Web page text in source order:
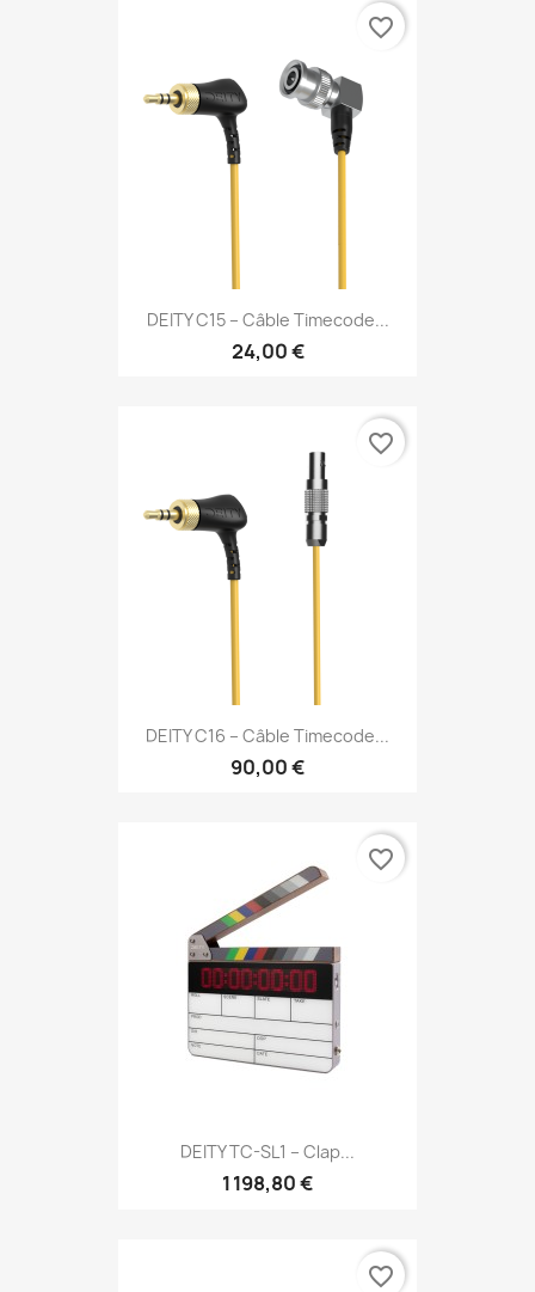
DEITY C15 – Câble Timecode...
24,00 €
favorite_border
DEITY C16 – Câble Timecode...
90,00 €
favorite_border
DEITY TC-SL1 – Clap...
1 198,80 €
favorite_border
favorite_border